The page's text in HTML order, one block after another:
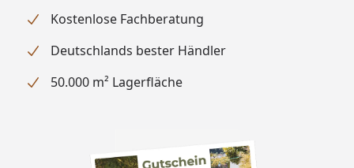
Kostenlose Fachberatung
Deutschlands bester Händler
50.000 m² Lagerfläche